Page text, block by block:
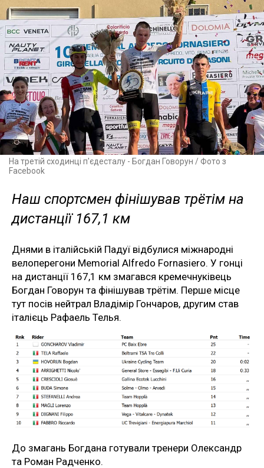
На третій сходинці п'єдесталу - Богдан Говорун / Фото з
Facebook
Наш спортсмен фінішував трётім на
дистанції 167,1 км
Днями в італійській Падуї відбулися міжнародні
велоперегони Memorial Alfredo Fornasiero. У гонці
на дистанції 167,1 км змагався кремечнуківець
Богдан Говорун та фінішував трётім. Перше місце
тут посів нейтрал Владімір Гончаров, другим став
італієць Рафаель Телья.
До змагань Богдана готували тренери Олександр
та Роман Радченко.